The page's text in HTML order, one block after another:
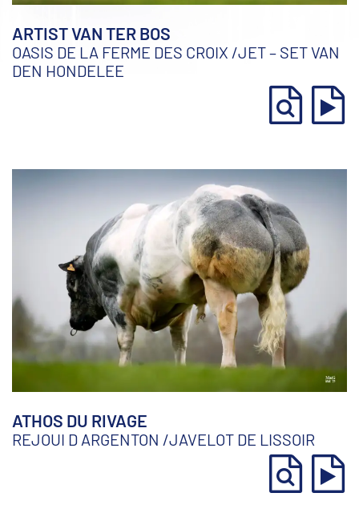
ARTIST VAN TER BOS
OASIS DE LA FERME DES CROIX /JET – SET VAN
DEN HONDELEE
ATHOS DU RIVAGE
REJOUI D ARGENTON /JAVELOT DE LISSOIR